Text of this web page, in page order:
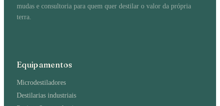
mudas e consultoria para quem quer destilar o valor da própria
terra.
Equipamentos
Microdestiladores
Destilarias industriais